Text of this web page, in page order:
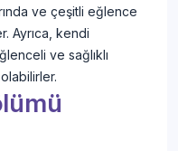
ve çeşitli eğlence
Ayrıca, kendi
ve sağlıklı